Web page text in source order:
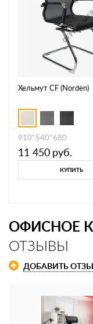
Хельмут CF (Norden)
910*540*680
11 450 руб.
КУПИТЬ
ОФИСНОЕ
ОТЗЫВЫ
ДОБАВИТЬ